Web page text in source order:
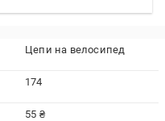
Цепи на велосипед
174
55 ₴